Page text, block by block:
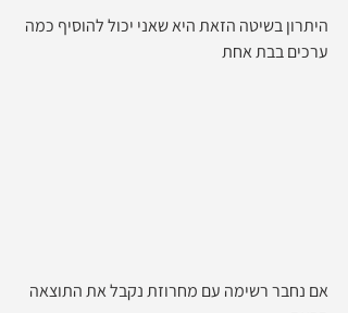
היתרון בשיטה הזאת היא שאני יכול להוסיף כמה
ערכים בבת אחת
אם נחבר רשימה עם מחרוזת נקבל את התוצאה